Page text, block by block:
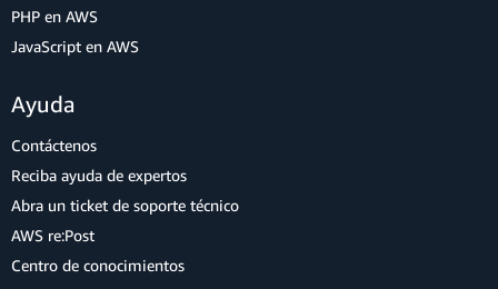
PHP en AWS
JavaScript en AWS
Ayuda
Contáctenos
Reciba ayuda de expertos
Abra un ticket de soporte técnico
AWS re:Post
Centro de conocimientos